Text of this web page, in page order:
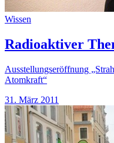
Wissen
Radioaktiver
Ausstellungseröffnung
Atomkraft“
31. März 2011